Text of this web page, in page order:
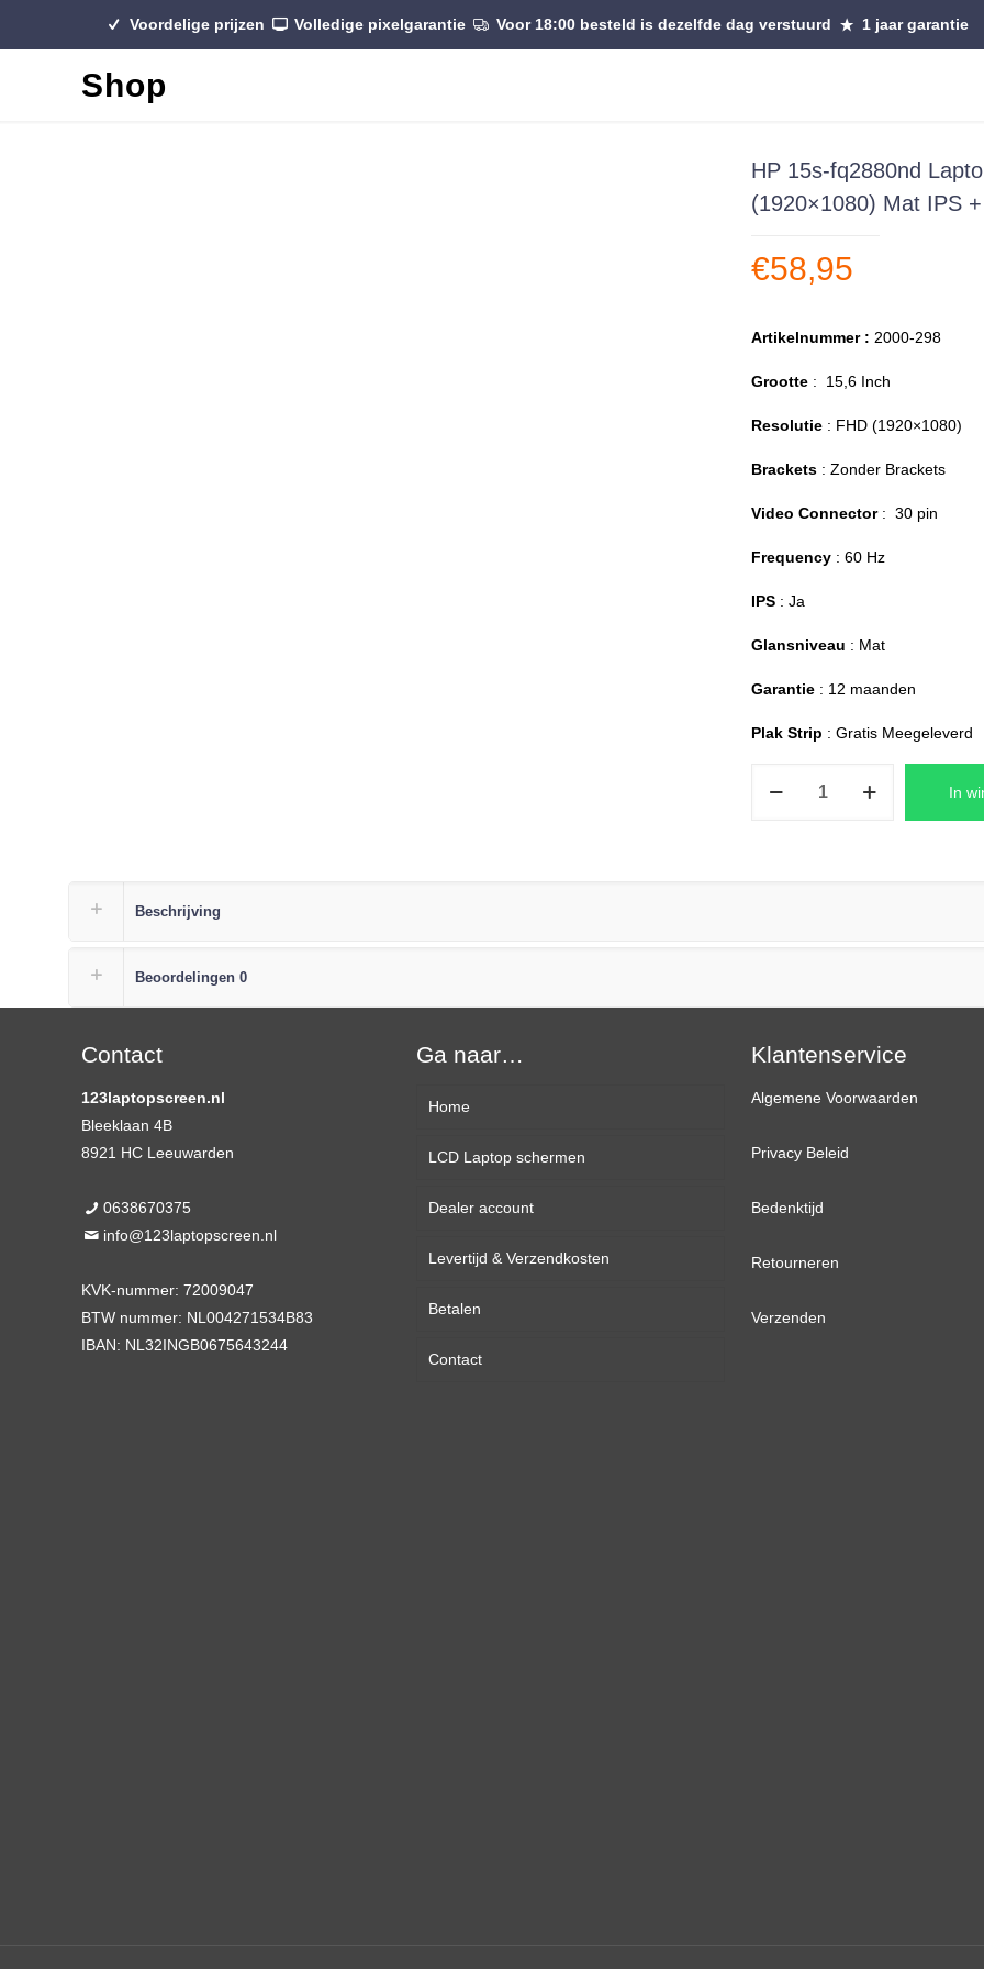
Voordelige prijzen Volledige pixelgarantie Voor 18:00 besteld is dezelfde dag verstuurd 1 jaar garantie
Shop
HP 15s-fq2880nd
(1920×1080) Mat IPS
€58,95
Artikelnummer : 2000-298
Grootte : 15,6 Inch
Resolutie : FHD (1920×1080)
Brackets : Zonder Brackets
Video Connector: 30 pin
Frequency : 60 Hz
IPS : Ja
Glansniveau : Mat
Garantie : 12 maanden
Plak Strip : Gratis Meegeleverd
+
Strips
In
Beschrijving
Beoordelingen 0
Contact
123laptopscreen.nl
Bleeklaan 4B
8921 HC Leeuwarden
0638670375
info@123laptopscreen.nl
KVK-nummer: 72009047
BTW nummer: NL004271534B83
IBAN: NL32INGB0675643244
Ga naar…
Home
LCD Laptop schermen
13,3 inch
14,0 inch
15,6 inch
17,3 inch
Dealer account
Levertijd & Verzendkosten
Betalen
Contact
Klantenservice
Algemene Voorwaarden
Privacy Beleid
Bedenktijd
Retourneren
Verzenden